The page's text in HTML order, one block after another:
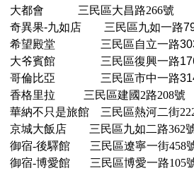
大都會
三民區大昌路266號
奇異果-九如店 三民區九如一路
希望殿堂
三民區自立一路
大爷賓館
三民區復興一路
哥倫比亞
三民區市中一路
香格里拉
三民區建國2路208號
華納不只是旅館
三民區熱河二街
京城大飯店 三民區九如二路362
御宿-後驛館 三民區遼寧一街458
御宿-博愛館 三民區博愛一路105